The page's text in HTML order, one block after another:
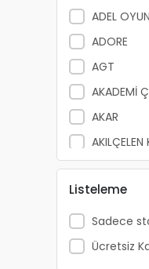
ADEL
ADORE
AGT
AKADEMİ
AKAR
AKILÇELEN
ALEMDAR
ALEX
ALFA
ALPİNO
Listeleme
Sadece
Ücretsiz